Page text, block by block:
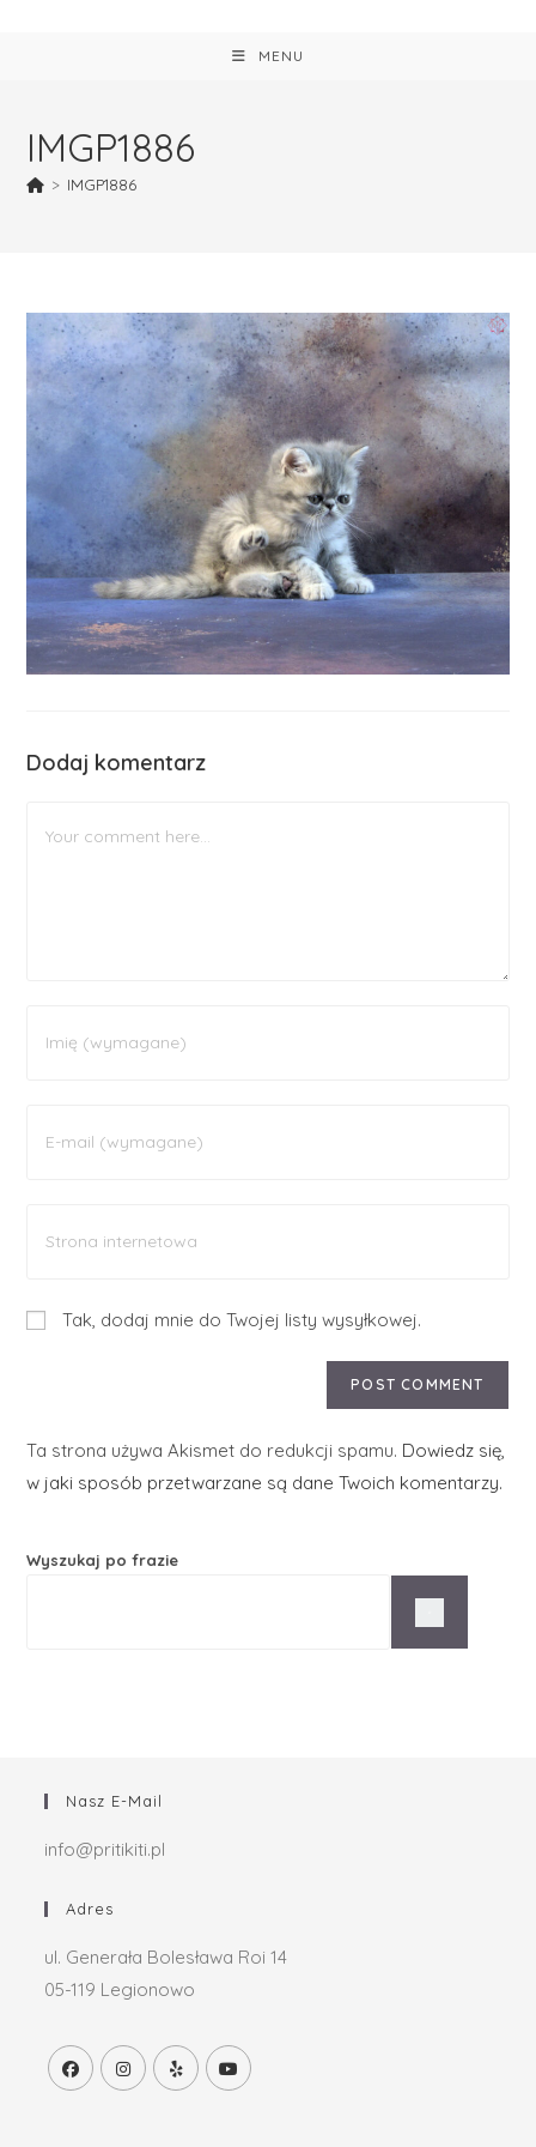
MENU
IMGP1886
> IMGP1886
Dodaj komentarz
Tak, dodaj mnie do Twojej listy wysyłkowej.
Ta strona używa Akismet do redukcji spamu. Dowiedz się,
w jaki sposób przetwarzane są dane Twoich komentarzy.
Wyszukaj po frazie
Nasz E-Mail
info@pritikiti.pl
Adres
ul. Generała Bolesława Roi 14
05-119 Legionowo